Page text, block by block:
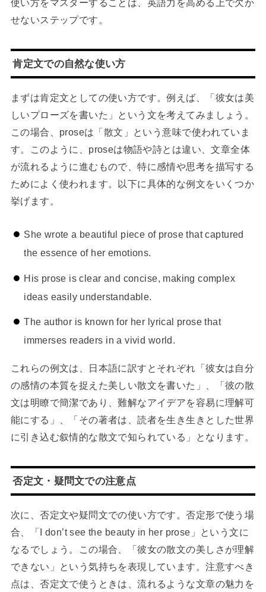
せないステップです。
肯定文での自然な使い方
まずは肯定文としての使い方です。例えば、「彼女は美
しいプローズを書いた」という文を考えてみましょう。
この場合、proseは「散文」という意味で使われていま
す。このように、proseは物語や詩とは違い、文章全体
が流れるように進むもので、特に感情や思考を描写する
ためによく使われます。以下に具体的な例文をいくつか
挙げます。
She wrote a beautiful piece of prose that captured
the essence of her emotions.
His prose is clear and concise, making complex
ideas easily understandable.
The author is known for her lyrical prose that
immerses readers in a vivid world.
これらの例文は、日本語に訳すとそれぞれ「彼女は自分
の感情の本質を捉えた美しい散文を書いた」、「彼の散
文は明瞭で簡潔であり、難解なアイデアを容易に理解可
能にする」、「その著者は、読者を生き生きとした世界
に引き込む叙情的な散文で知られている」となります。
否定文・疑問文での注意点
次に、否定文や疑問文での使い方です。否定形で使う場
合、「I don’t see the beauty in her prose」という文に
なるでしょう。この場合、「彼女の散文の美しさが理解
できない」という気持ちを表現しています。注意すべき
点は、否定文で使うときは、流れるような文章の魅力を